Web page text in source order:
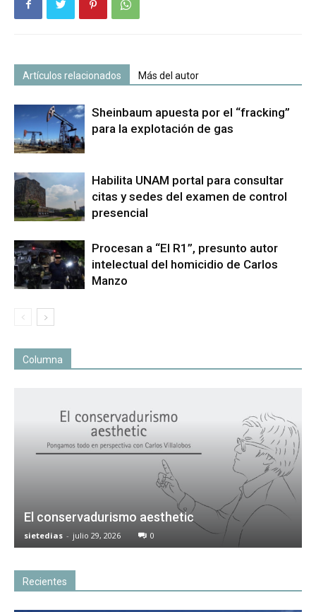
Artículos relacionados Más del autor
Sheinbaum apuesta por el “fracking”
para la explotación de gas
Habilita UNAM portal para consultar
citas y sedes del examen de control
presencial
Procesan a “El R1”, presunto autor
intelectual del homicidio de Carlos
Manzo
Columna
El conservadurismo aesthetic
sietedias - julio 29, 2026 0
Recientes